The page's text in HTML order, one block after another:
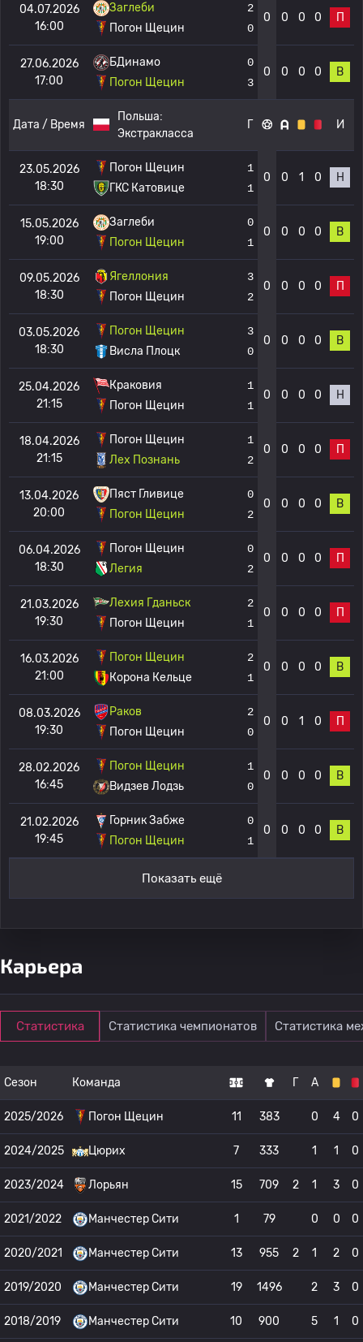
04.07.2026
16:00
Заглеби
Погон Щецин
2
0
0 0 0 0 П
27.06.2026
17:00
БДинамо
Погон Щецин
0
3
0 0 0 0 В
Дата / Время
Польша:
Экстракласса
Г И
23.05.2026
18:30
Погон Щецин
ГКС Катовице
1
1
0 0 1 0 Н
15.05.2026
19:00
Заглеби
Погон Щецин
0
1
0 0 0 0 В
09.05.2026
18:30
Ягеллония
Погон Щецин
3
2
0 0 0 0 П
03.05.2026
18:30
Погон Щецин
Висла Плоцк
3
0
0 0 0 0 В
25.04.2026
21:15
Краковия
Погон Щецин
1
1
0 0 0 0 Н
18.04.2026
21:15
Погон Щецин
Лех Познань
1
2
0 0 0 0 П
13.04.2026
20:00
Пяст Гливице
Погон Щецин
0
2
0 0 0 0 В
06.04.2026
18:30
Погон Щецин
Легия
0
2
0 0 0 0 П
21.03.2026
19:30
Лехия Гданьск
Погон Щецин
2
1
0 0 0 0 П
16.03.2026
21:00
Погон Щецин
Корона Кельце
2
1
0 0 0 0 В
08.03.2026
19:30
Раков
Погон Щецин
2
0
0 0 1 0 П
28.02.2026
16:45
Погон Щецин
Видзев Лодзь
1
0
0 0 0 0 В
21.02.2026
19:45
Горник Забже
Погон Щецин
0
1
0 0 0 0 В
Показать ещё
Карьера
Статистика Статистика чемпионатов Статистика
Сезон Команда Г А
2025/2026 Погон Щецин 11 383 0 4 0
2024/2025 Цюрих 7 333 1 1 0
2023/2024 Лорьян 15 709 2 1 3 0
2021/2022 Манчестер Сити 1 79 0 0 0
2020/2021 Манчестер Сити 13 955 2 1 2 0
2019/2020 Манчестер Сити 19 1496 2 3 0
2018/2019 Манчестер Сити 10 900 5 1 0